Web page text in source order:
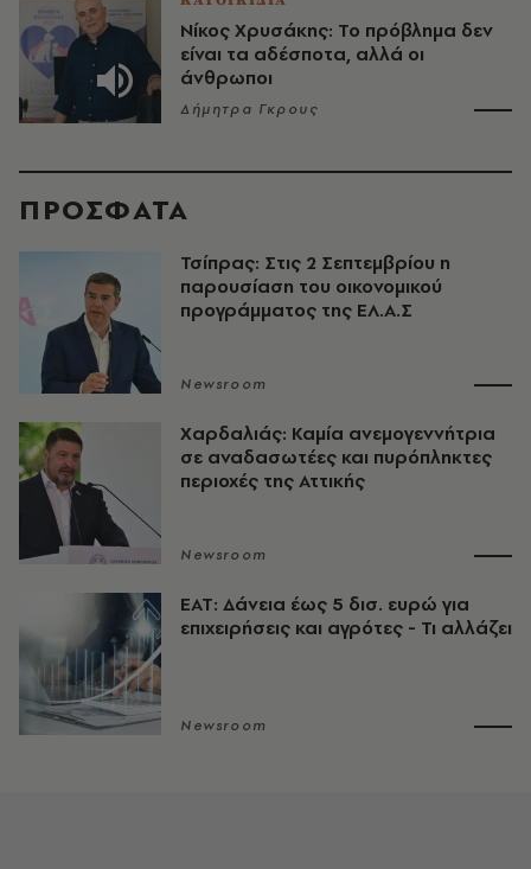
Νίκος Χρυσάκης: Το πρόβλημα δεν
είναι τα αδέσποτα, αλλά οι
άνθρωποι
Δήμητρα Γκρους
ΠΡΟΣΦΑΤΑ
Τσίπρας: Στις 2 Σεπτεμβρίου η
παρουσίαση του οικονομικού
προγράμματος της ΕΛ.Α.Σ
Newsroom
Χαρδαλιάς: Καμία ανεμογεννήτρια
σε αναδασωτέες και πυρόπληκτες
περιοχές της Αττικής
Newsroom
ΕΑΤ: Δάνεια έως 5 δισ. ευρώ για
επιχειρήσεις και αγρότες - Τι αλλάζει
Newsroom